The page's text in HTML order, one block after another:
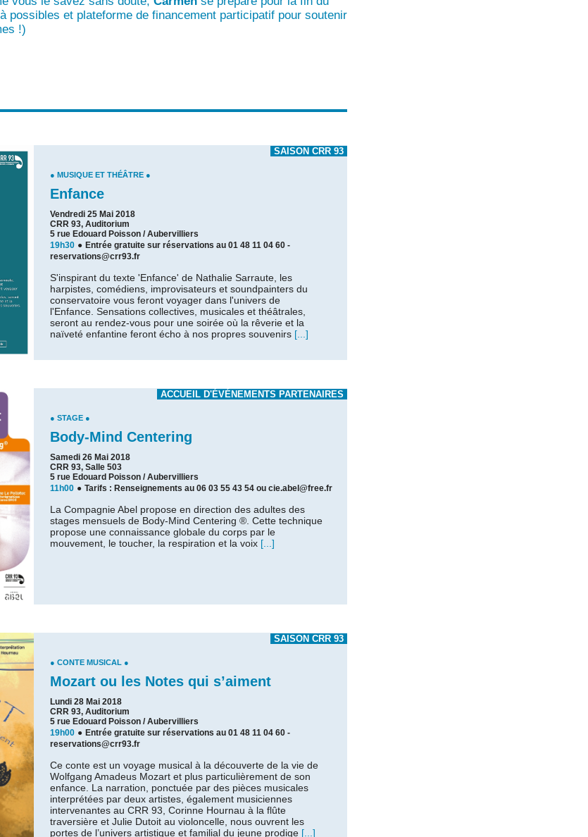
possibles et plateforme de financement participatif pour soutenir
!)
SAISON CRR 93
● MUSIQUE ET THÉÂTRE ●
Enfance
Vendredi 25 Mai 2018
CRR 93, Auditorium
5 rue Edouard Poisson / Aubervilliers
19h30 ● Entrée gratuite sur réservations au 01 48 11 04 60 -
reservations@crr93.fr
S'inspirant du texte 'Enfance' de Nathalie Sarraute, les
harpistes, comédiens, improvisateurs et soundpainters du
conservatoire vous feront voyager dans l'univers de
l'Enfance. Sensations collectives, musicales et théâtrales,
seront au rendez-vous pour une soirée où la rêverie et la
naïveté enfantine feront écho à nos propres souvenirs [...]
ACCUEIL D'ÉVÉNEMENTS PARTENAIRES
● STAGE ●
Body-Mind Centering
Samedi 26 Mai 2018
CRR 93, Salle 503
5 rue Edouard Poisson / Aubervilliers
11h00 ● Tarifs : Renseignements au 06 03 55 43 54 ou cie.abel@free.fr
La Compagnie Abel propose en direction des adultes des
stages mensuels de Body-Mind Centering ®. Cette technique
propose une connaissance globale du corps par le
mouvement, le toucher, la respiration et la voix [...]
SAISON CRR 93
● CONTE MUSICAL ●
Mozart ou les Notes qui s’aiment
Lundi 28 Mai 2018
CRR 93, Auditorium
5 rue Edouard Poisson / Aubervilliers
19h00 ● Entrée gratuite sur réservations au 01 48 11 04 60 -
reservations@crr93.fr
Ce conte est un voyage musical à la découverte de la vie de
Wolfgang Amadeus Mozart et plus particulièrement de son
enfance. La narration, ponctuée par des pièces musicales
interprétées par deux artistes, également musiciennes
intervenantes au CRR 93, Corinne Hournau à la flûte
traversière et Julie Dutoit au violoncelle, nous ouvrent les
portes de l’univers artistique et familial du jeune prodige [...]